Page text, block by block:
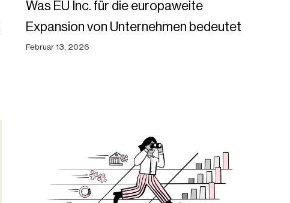
Was EU Inc. für die europaweite
Expansion von Unternehmen bedeutet
Februar 13, 2026